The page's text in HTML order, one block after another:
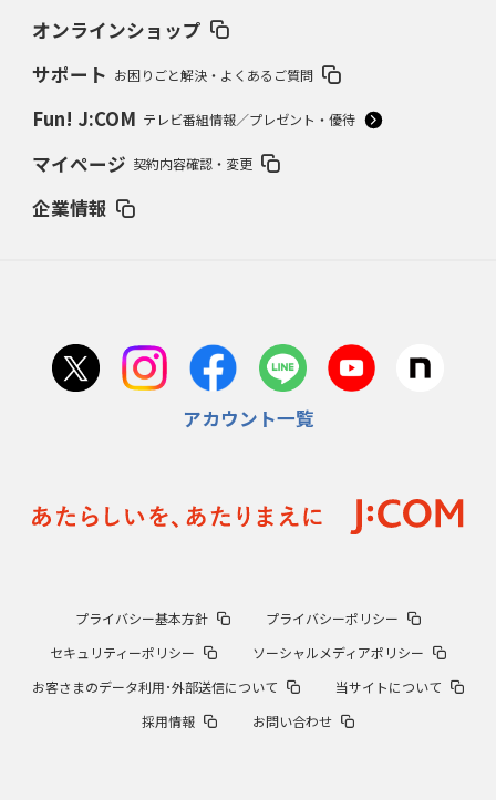
オンラインショップ
サポート お困りごと解決・よくあるご質問
Fun! J:COM テレビ番組情報／プレゼント・優待
マイページ 契約内容確認・変更
企業情報
アカウント一覧
プライバシー基本方針
プライバシーポリシー
セキュリティーポリシー
ソーシャルメディアポリシー
お客さまのデータ利用･外部送信について
当サイトについて
採用情報
お問い合わせ